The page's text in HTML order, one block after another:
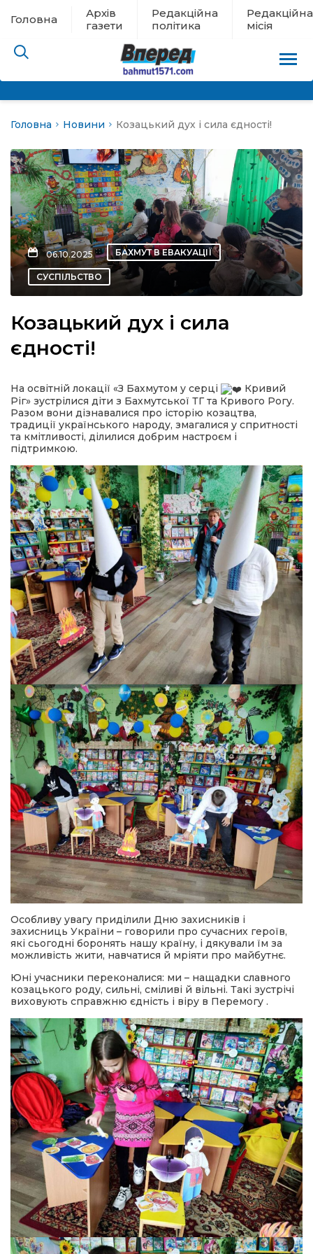
Головна
Архів
газети
Редакційна
політика
Редакційна
місія
евакуації
новини
політика
місія
Головна Новини Козацький дух і сила єдності!
06.10.2025 БАХМУТ В ЕВАКУАЦІЇ
СУСПІЛЬСТВО
Козацький дух і сила
єдності!
На освітній локації «З Бахмутом у серці
Кривий
Ріг» зустрілися діти з Бахмутської ТГ та Кривого Рогу.
Разом вони дізнавалися про історію козацтва,
традиції українського народу, змагалися у спритності
та кмітливості, ділилися добрим настроєм і
підтримкою.
Особливу увагу приділили Дню захисників і
захисниць України – говорили про сучасних героїв,
які сьогодні боронять нашу країну, і дякували їм за
можливість жити, навчатися й мріяти про майбутнє.
Юні учасники переконалися: ми – нащадки славного
козацького роду, сильні, сміливі й вільні. Такі зустрічі
виховують справжню єдність і віру в Перемогу .